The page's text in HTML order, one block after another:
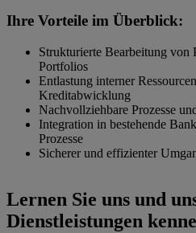
Ihre Vorteile im Überblick:
Strukturierte Bearbeitung
Portfolios
Entlastung interner
Kreditabwicklung
Nachvollziehbare Prozesse
Integration in bestehende
Prozesse
Sicherer und effizienter
Lernen Sie uns und
Dienstleistungen